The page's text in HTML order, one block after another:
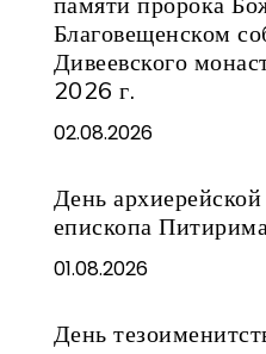
Благовещенском
Дивеевского
2026 г.
02.08.2026
День
епископа
01.08.2026
День